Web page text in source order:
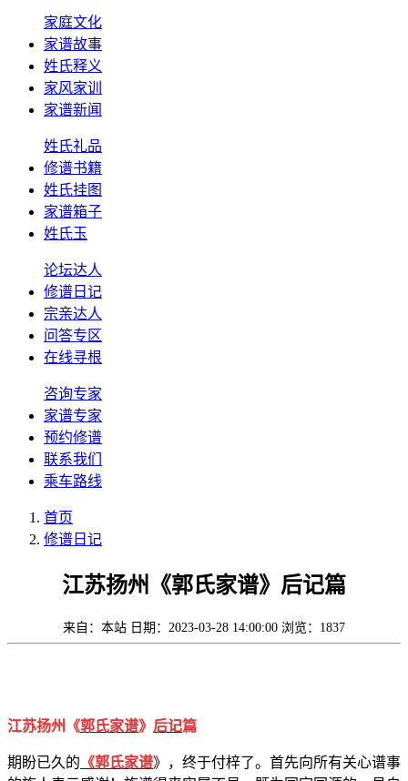
家庭文化
家谱故事
姓氏释义
家风家训
家谱新闻
姓氏礼品
修谱书籍
姓氏挂图
家谱箱子
姓氏玉
论坛达人
修谱日记
宗亲达人
问答专区
在线寻根
咨询专家
家谱专家
预约修谱
联系我们
乘车路线
首页
修谱日记
江苏扬州《郭氏家谱》后记篇
来自：本站 日期：2023-03-28 14:00:00 浏览：1837
江苏扬州《郭氏家谱》 后记篇
期盼已久的 《郭氏家谱》，终于付梓了。首先向所有关心谱事